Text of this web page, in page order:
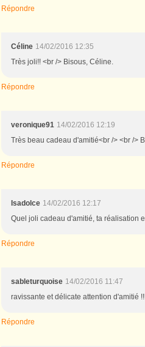
Répondre
Céline 14/02/2016 12:35
Très joli!! <br /> Bisous, Céline.
Répondre
veronique91 14/02/2016 12:19
Très beau cadeau d'amitié<br /> <br />
Répondre
Isadolce 14/02/2016 12:17
Quel joli cadeau d'amitié, ta réalisation
Répondre
sableturquoise 14/02/2016 11:47
ravissante et délicate attention d'amitié
Répondre